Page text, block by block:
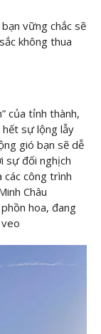
vững chắc sẽ
không thua
của tỉnh thành,
sự lộng lẫy
gió bạn sẽ dễ
sự đối nghịch
các công trình
Châu
hoa, đang